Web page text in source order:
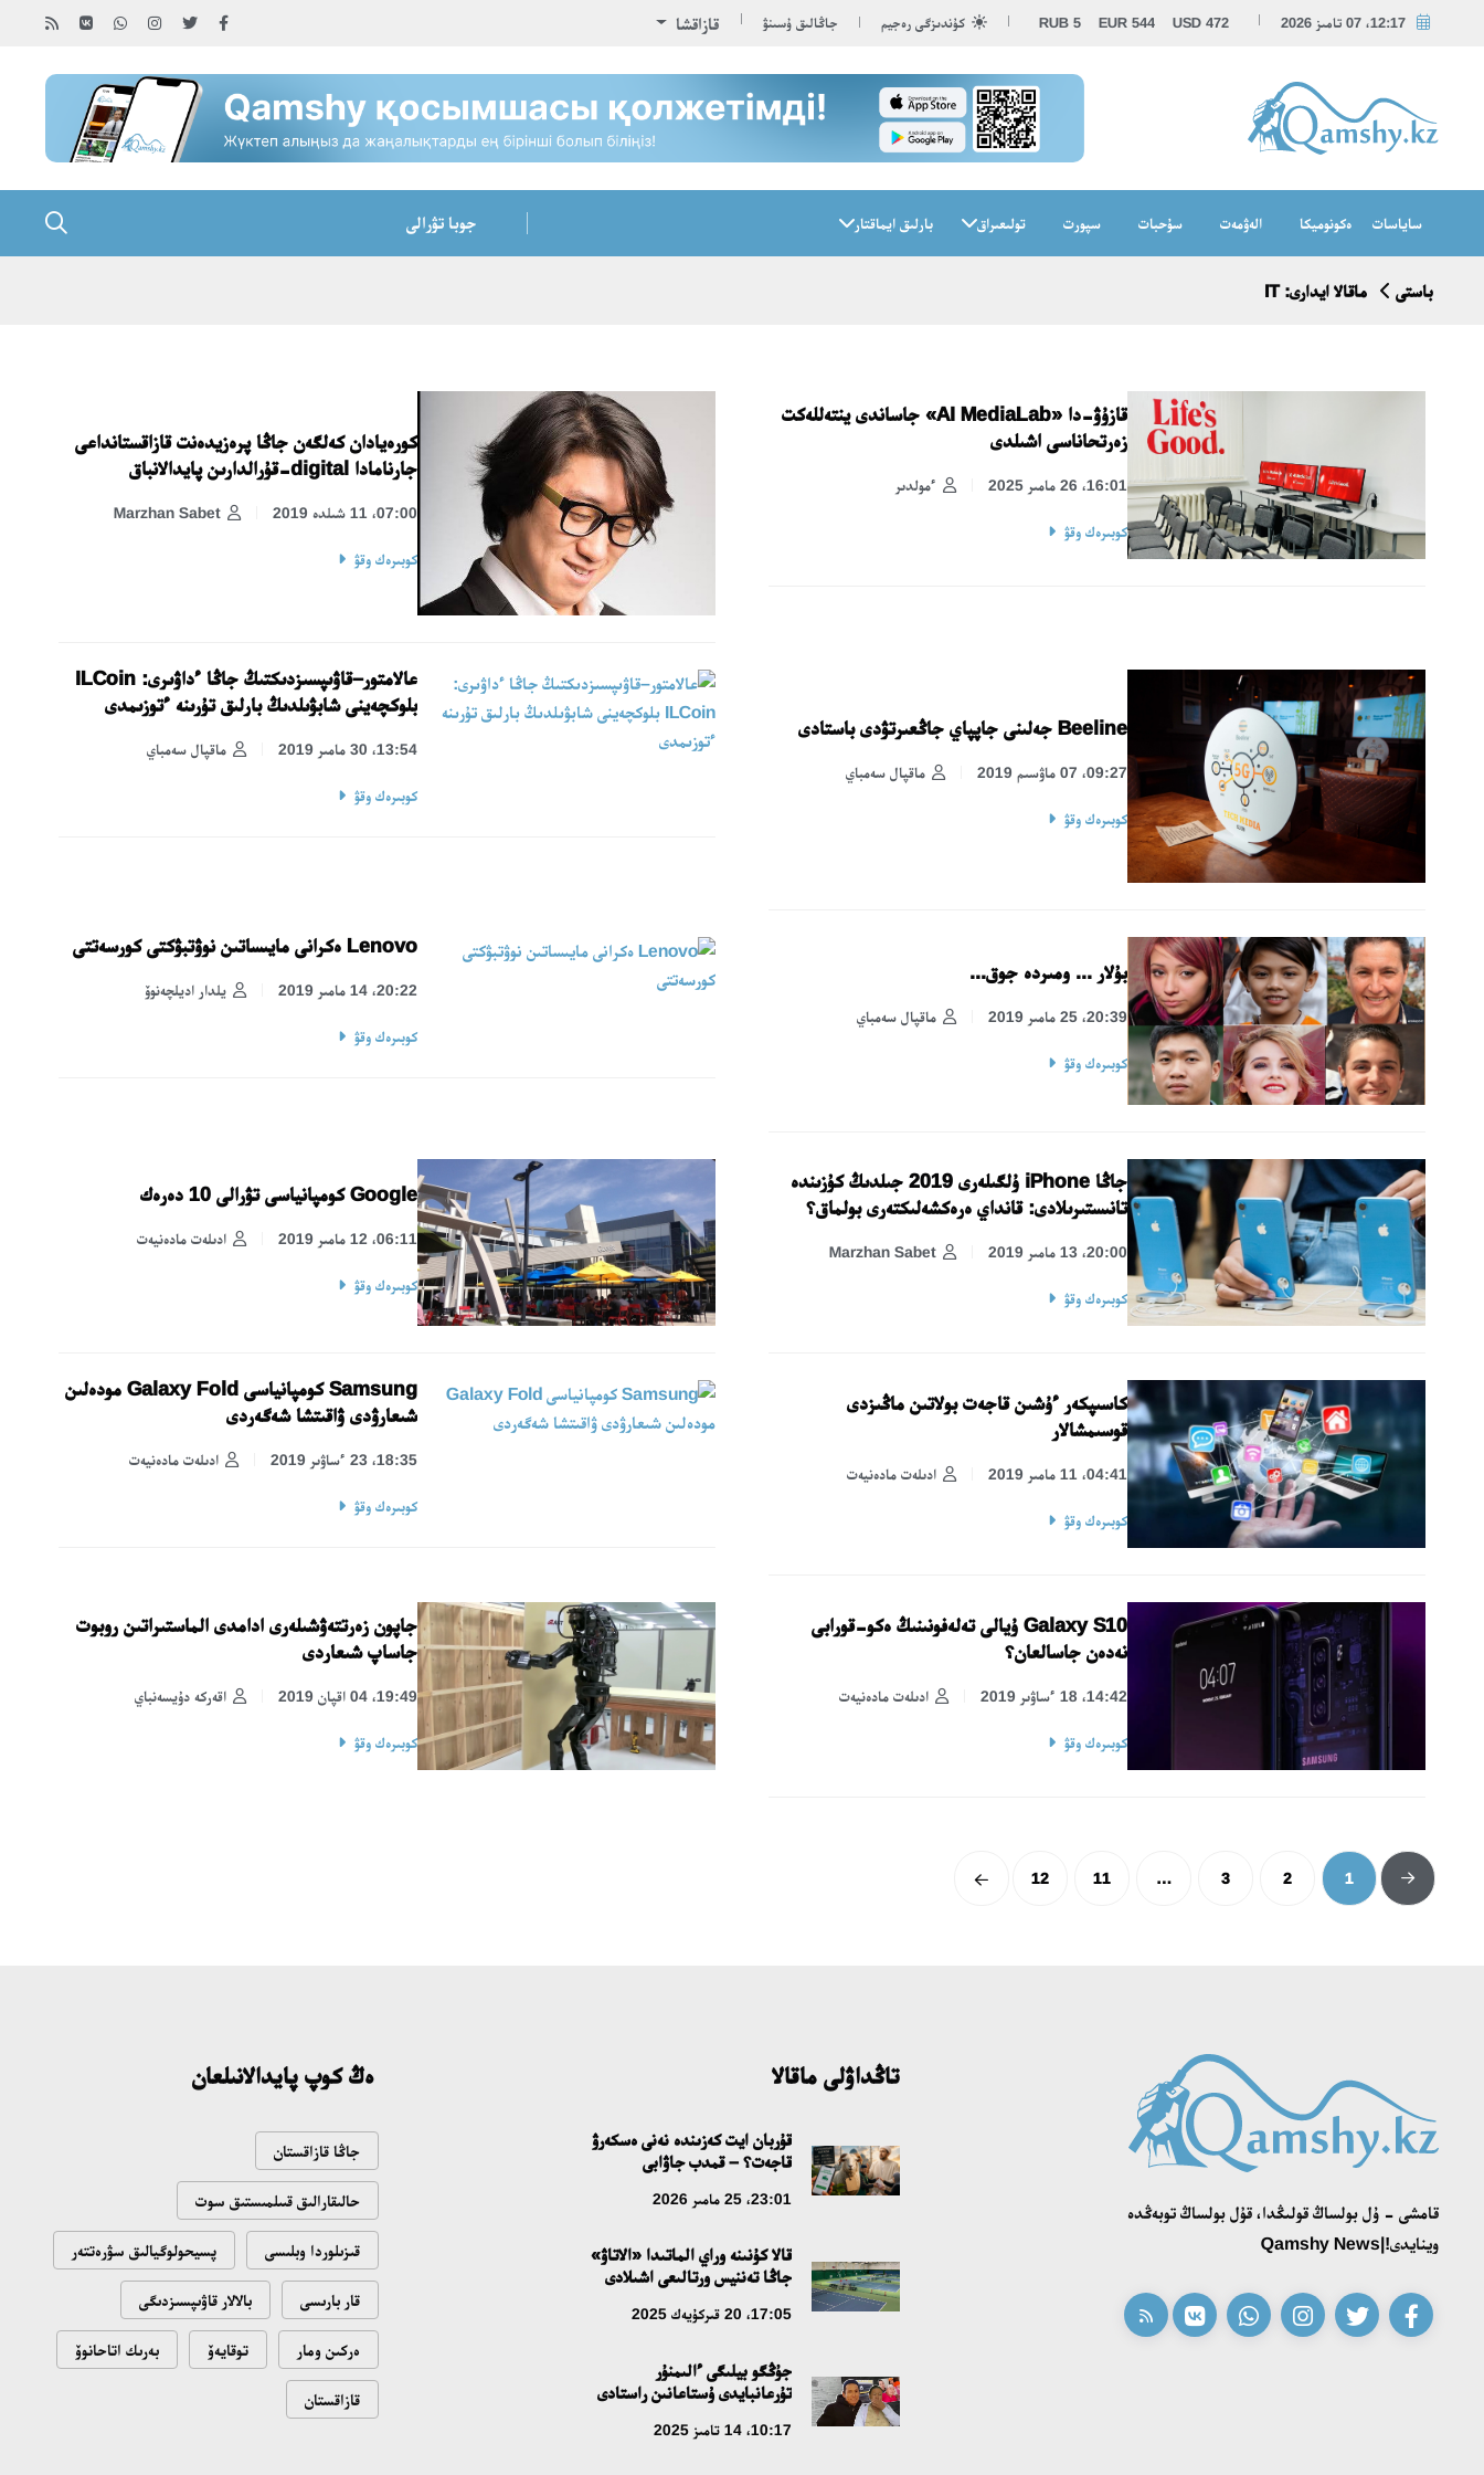
12:17، 07 تامىز 2026 USD 472
EUR 544
RUB 5 كۇندىزگى رەجيم جاڭالىق ۇسىنۋ قازاقشا
ساياسات ەكونوميكا الەۋمەت سۇحبات سپورت تولىعىراق بارلىق ايماقتار جوبا تۋرالى
باستى ماقالا ايدارى: IT
قازۇۋ-دا «AI MediaLab» جاساندى ينتەللەكت
زەرتحاناسى اشىلدى
ءمولدىر 16:01، 26 مامىر 2025
كوبىرەك وقۋ
كورەيادان كەلگەن جاڭا پرەزيدەنت قازاقستانداعى
جارنامادا digital-قۇرالدارىن پايدالانباق
Marzhan Sabet 07:00، 11 شىلدە 2019
كوبىرەك وقۋ
Beeline جەلىنى جاپپاي جاڭعىرتۋدى باستادى
ماقپال سەمباي 09:27، 07 ماۋسىم 2019
كوبىرەك وقۋ
عالامتور–قاۋىپسىزدىكتىڭ جاڭا ءداۋىرى: ILCoin
بلوكچەينى شابۋىلدىڭ بارلىق تۇرىنە ءتوزىمدى
ماقپال سەمباي 13:54، 30 مامىر 2019
كوبىرەك وقۋ
بۇلار ... ومىردە جوق...
ماقپال سەمباي 20:39، 25 مامىر 2019
كوبىرەك وقۋ
Lenovo ەكرانى مايىساتىن نوۋتبۋكتى كورسەتتى
يلدار اديلچەنوۆ 20:22، 14 مامىر 2019
كوبىرەك وقۋ
جاڭا iPhone ۇلگىلەرى 2019 جىلدىڭ كۇزىندە
تانىستىرىلادى: قانداي ەرەكشەلىكتەرى بولماق؟
Marzhan Sabet 20:00، 13 مامىر 2019
كوبىرەك وقۋ
Google كومپانياسى تۋرالى 10 دەرەك
ادىلەت مادەنيەت 06:11، 12 مامىر 2019
كوبىرەك وقۋ
كاسىپكەر ءۇشىن قاجەت بولاتىن ماڭىزدى
قوسىمشالار
ادىلەت مادەنيەت 04:41، 11 مامىر 2019
كوبىرەك وقۋ
Samsung كومپانياسى Galaxy Fold مودەلىن
شىعارۋدى ۋاقىتشا شەگەردى
ادىلەت مادەنيەت 18:35، 23 ءساۋىر 2019
كوبىرەك وقۋ
Galaxy S10 ۇيالى تەلەفونىنىڭ ەكو-قورابى
نەدەن جاسالعان؟
ادىلەت مادەنيەت 14:42، 18 ءساۋىر 2019
كوبىرەك وقۋ
جاپون زەرتتەۋشىلەرى ادامدى الماستىراتىن روبوت
جاساپ شىعاردى
اقەركە دۇيسەنباي 19:49، 04 اقپان 2019
كوبىرەك وقۋ
1
2
3
…
11
12
قامشى - ۇل بولساڭ قولىڭدا، قۇل بولساڭ توبەڭدە
وينايدى!|Qamshy News
تاڭداۋلى ماقالا
قۇربان ايت كەزىندە نەنى ەسكەرۋ
قاجەت؟ – قمدب جاۋابى
23:01، 25 مامىر 2026
قالا كۇنىنە وراي الماتىدا «الاتاۋ»
جاڭا تەننيس ورتالىعى اشىلادى
17:05، 20 قىركۇيەك 2025
جۇڭگو بيلىگى ءالىمنۇر
تۇرعانبايدى ۇستاعانىن راستادى
10:17، 14 تامىز 2025
ەڭ كوپ پايدالانىلعان
جاڭا قازاقستان
حالىقارالىق قىىلمىستىق سوت
قىزىلوردا وبلىسى پسيحولوگيالىق سۋرەتتەر
قار بارىسى بالالار قاۋىپسىزدىگى
ەركىن ومار توقايەۆ بەرىك اتاحانوۆ
قازاقستان